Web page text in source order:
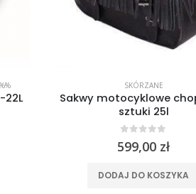
22L
zł.
SKÓRZANE
Sakwy motocyklowe
sztuki 25l
out of 5
599,00 zł
DODAJ DO KOSZYKA